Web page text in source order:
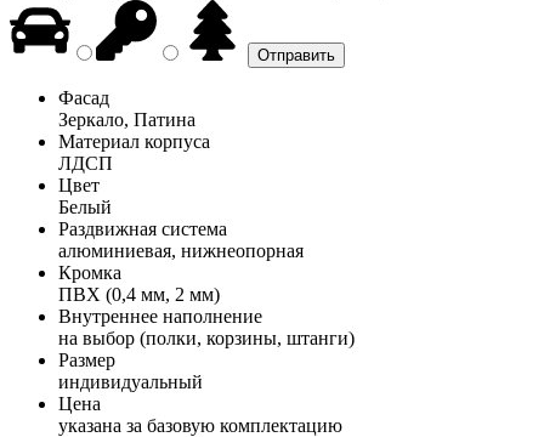
Фасад
Зеркало, Патина
Материал корпуса
ЛДСП
Цвет
Белый
Раздвижная система
алюминиевая, нижнеопорная
Кромка
ПВХ (0,4 мм, 2 мм)
Внутреннее наполнение
на выбор (полки, корзины, штанги)
Размер
индивидуальный
Цена
указана за базовую комплектацию